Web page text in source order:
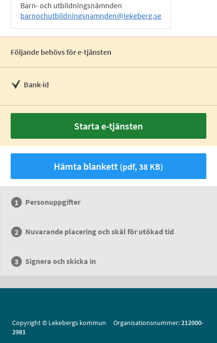
Barn- och utbildningsnämnden
barnochutbildningsnamnden@lekeberg.se
Följande behövs för e-tjänsten
Bank-id
Starta e-tjänsten
Hämta blankett (pdf, 38 KB)
Personuppgifter
Nuvarande placering och skäl för utökad tid
Signera och skicka in
Copyright © Lekebergs kommun Organisationsnummer:212000-
2981